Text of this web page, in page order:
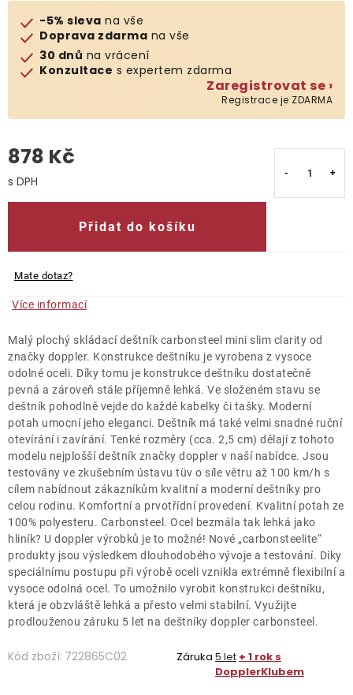
Klub výhod
-5% sleva na vše
Doprava zdarma na vše
30 dnů na vrácení
Konzultace s expertem zdarma
Zaregistrovat se ›
Registrace je ZDARMA
878 Kč
Přidat do košíku
Mate dotaz?
Více informací
Malý plochý skládací deštník carbonsteel mini slim clarity od
značky doppler. Konstrukce deštníku je vyrobena z vysoce
odolné oceli. Díky tomu je konstrukce deštníku dostatečně
pevná a zároveň stále příjemně lehká. Ve složeném stavu se
deštník pohodlně vejde do každé kabelky či tašky. Moderní
potah umocní jeho eleganci. Deštník má také velmi snadné ruční
otevírání i zavírání. Tenké rozměry (cca. 2,5 cm) dělají z tohoto
modelu nejplošší deštník značky doppler v naší nabídce. Jsou
testovány ve zkušebním ústavu tüv o síle větru až 100 km/h s
cílem nabídnout zákazníkům kvalitní a moderní deštníky pro
celou rodinu. Komfortní a prvotřídní provedení. Kvalitní potah ze
100% polyesteru. Carbonsteel. Ocel bezmála tak lehká jako
hliník? U doppler výrobků je to možné! Nové „carbonsteelite“
produkty jsou výsledkem dlouhodobého vývoje a testování. Díky
speciálnímu postupu při výrobě oceli vznikla extrémně flexibilní a
vysoce odolná ocel. To umožnilo vyrobit konstrukci deštníku,
která je obzvláště lehká a přesto velmi stabilní. Využijte
prodlouženou záruku 5 let na deštníky doppler carbonsteel.
Kód zboží: 722865C02 Záruka 5 let + 1 rok s
DopplerKlubem